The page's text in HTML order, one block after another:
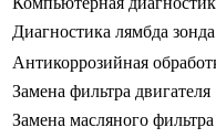
Диагностика лямбда зонда
Антикоррозийная
Замена фильтра двигателя
Замена масляного фильтра